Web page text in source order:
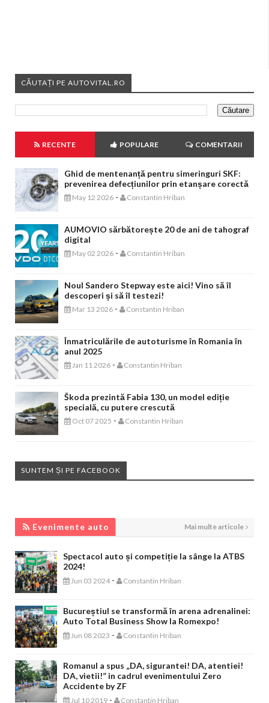
CĂUTAȚI PE AUTOVITAL.RO
RECENTE POPULARE COMENTARII
Ghid de mentenanță pentru simeringuri SKF:
prevenirea defecțiunilor prin etanșare corectă
May 12 2026 - Constantin Hriban
AUMOVIO sărbătorește 20 de ani de tahograf
digital
May 02 2026 - Constantin Hriban
Noul Sandero Stepway este aici! Vino să îl
descoperi și să îl testezi!
Mar 13 2026 - Constantin Hriban
Înmatriculările de autoturisme în Romania în
anul 2025
Jan 11 2026 - Constantin Hriban
Škoda prezintă Fabia 130, un model ediție
specială, cu putere crescută
Oct 07 2025 - Constantin Hriban
SUNTEM ȘI PE FACEBOOK
Evenimente auto Mai multe articole
Spectacol auto și competiție la sânge la ATBS
2024!
Jun 03 2024 - Constantin Hriban
Bucureștiul se transformă în arena adrenalinei:
Auto Total Business Show la Romexpo!
Jun 08 2023 - Constantin Hriban
Romanul a spus „DA, sigurantei! DA, atentiei!
DA, vietii!” in cadrul evenimentului Zero
Accidente by ZF
Jul 10 2019 - Constantin Hriban